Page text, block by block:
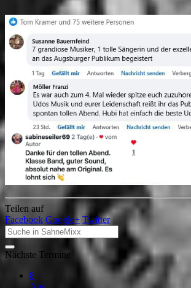
Teilen auf
Facebook Google+ Twitter
Nächste Termine
8